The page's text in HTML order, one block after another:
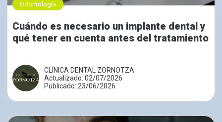
Odontología
Cuándo es necesario un implante dental y
qué tener en cuenta antes del tratamiento
CLÍNICA DENTAL ZORNOTZA
Actualizado: 02/07/2026
Publicado: 23/06/2026